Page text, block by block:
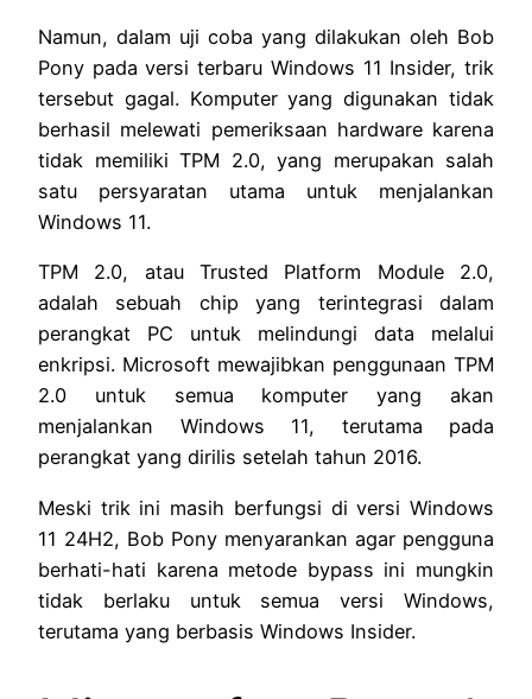
Namun, dalam uji coba yang dilakukan oleh Bob
Pony pada versi terbaru Windows 11 Insider, trik
tersebut gagal. Komputer yang digunakan tidak
berhasil melewati pemeriksaan hardware karena
tidak memiliki TPM 2.0, yang merupakan salah
satu persyaratan utama untuk menjalankan
Windows 11.
TPM 2.0, atau Trusted Platform Module 2.0,
adalah sebuah chip yang terintegrasi dalam
perangkat PC untuk melindungi data melalui
enkripsi. Microsoft mewajibkan penggunaan TPM
2.0 untuk semua komputer yang akan
menjalankan Windows 11, terutama pada
perangkat yang dirilis setelah tahun 2016.
Meski trik ini masih berfungsi di versi Windows
11 24H2, Bob Pony menyarankan agar pengguna
berhati-hati karena metode bypass ini mungkin
tidak berlaku untuk semua versi Windows,
terutama yang berbasis Windows Insider.